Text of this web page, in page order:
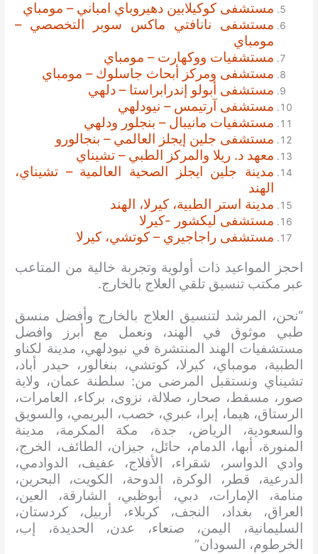
مستشفى كوكيلابين دهيروباي امباني – مومباي
مستشفى نانافتي ماكس سوبر التخصصي –
مومباي
مستشفيات ووكهارت – مومباي
مستشفى ومركز أبحاث جاسلوك – مومباي
مستشفى أبولو إندرابراستا – دلهي
مستشفى آرتيمس – نيودلهي
مستشفيات مانيبال – بنجلور ودلهي
مستشفى جلين إيجلز العالمي – بنجالورو
معهد د. ريلا والمركز الطبي – تشيناي
مدينة جلين ايجلز الصحية العالمية – تشيناي،
الهند
مدينة استر الطبية، كيرلا، الهند
مستشفى ليكشور -كيرلا
مستشفى راجاجيري – كوتشي، كيرلا
احجز المواعيد ذات أولوية وتجربة خالية من المتاعب
عبر مكتب تنسيق تلقي العلاج بالخارج.
“نحن، المرشد لتنسيق العلاج بالخارج وأفضل منسق
طبي موثوق في الهند، ونعمل مع أبرز وافضل
مستشفيات الهند المنتشرة في نيودلهي، مدينة لكناو
الطبية، مومباي، كيرلا، كوتشي، بنغالور، حيدر أباد،
تشيناي ونستقبل المرضى من: سلطنة عمان، ولاية
صور، مسقط، صحار، صلالة، نزوى، بركاء، العامرات،
الرستاق، هيما، إبرا، عبري، خصب، البريمي، والسويق
والسعودية، الرياض، جدة، مكة المكرمة، مدينة
المنورة، أبها، الدمام، حائل، جيزان، الطائف، الخرج،
وادي الدواسر، شقراء، الأفلاج، عفيف، الدوادمي،
الدرعية، قطر، الوكرة، الدوحة، الكويت، البحرين،
منامة، الإمارات، دبي، أبوظبي، الشارقة، العين،
العراق، بغداد، النجف، كربلاء، أربيل، كردستان،
السليمانية، اليمن، صنعاء، عدن، الحديدة، إب،
الخرطوم، السودان”